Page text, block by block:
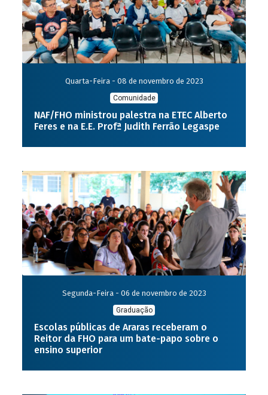
Quarta-Feira - 08 de novembro de 2023
Comunidade
NAF/FHO ministrou palestra na ETEC Alberto
Feres e na E.E. Profª Judith Ferrão Legaspe
Segunda-Feira - 06 de novembro de 2023
Graduação
Escolas públicas de Araras receberam o
Reitor da FHO para um bate-papo sobre o
ensino superior